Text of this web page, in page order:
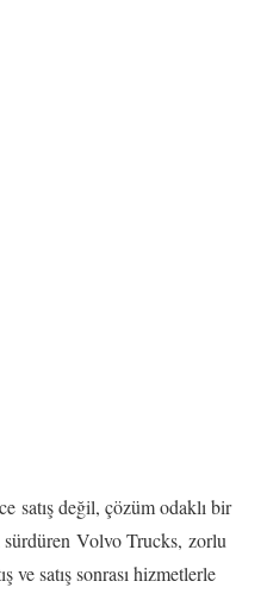
satış değil, çözüm odaklı bir
Volvo Trucks, zorlu
ve satış sonrası hizmetlerle